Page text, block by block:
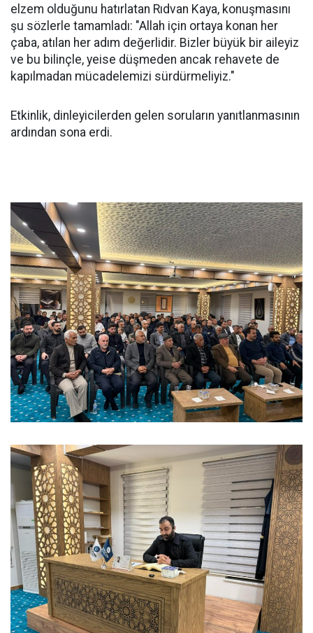
elzem olduğunu hatırlatan Rıdvan Kaya, konuşmasını
şu sözlerle tamamladı: "Allah için ortaya konan her
çaba, atılan her adım değerlidir. Bizler büyük bir aileyiz
ve bu bilinçle, yeise düşmeden ancak rehavete de
kapılmadan mücadelemizi sürdürmeliyiz."
Etkinlik, dinleyicilerden gelen soruların yanıtlanmasının
ardından sona erdi.